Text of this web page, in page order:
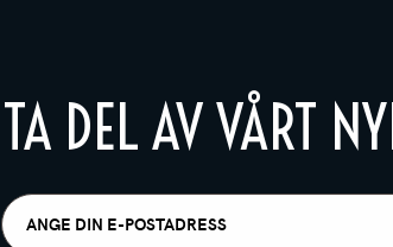
TA DEL AV VÅRT
E-
post